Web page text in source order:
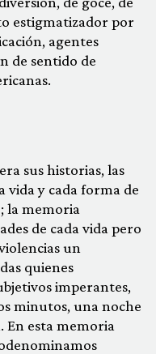
estigmatizador por
agentes
de sentido de
sus historias, las
vida y cada forma de
la memoria
de cada vida pero
un
quienes
imperantes,
minutos, una noche
En esta memoria